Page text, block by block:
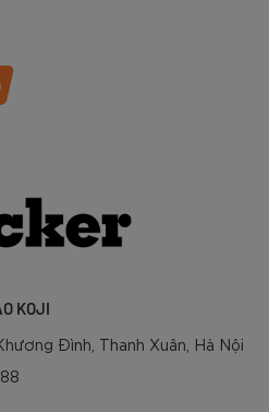
KOJI
Đình, Thanh Xuân, Hà Nội